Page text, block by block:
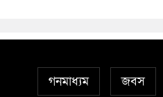
গনমাধ্যম জবস